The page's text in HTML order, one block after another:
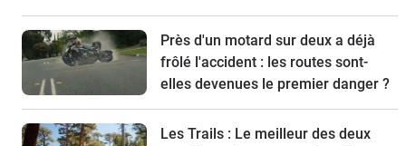
Près d'un motard sur deux a déjà
frôlé l'accident : les routes sont-
elles devenues le premier danger ?
Les Trails : Le meilleur des deux